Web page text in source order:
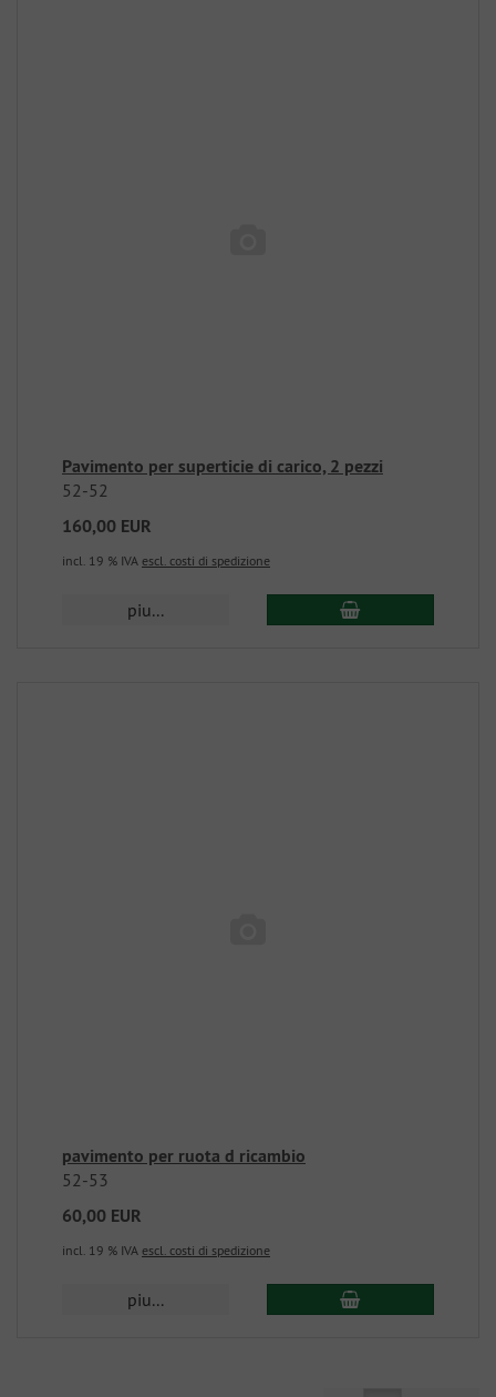
Pavimento per superticie di carico, 2 pezzi
52-52
160,00 EUR
incl. 19 % IVA escl. costi di spedizione
piu...
pavimento per ruota d ricambio
52-53
60,00 EUR
incl. 19 % IVA escl. costi di spedizione
piu...